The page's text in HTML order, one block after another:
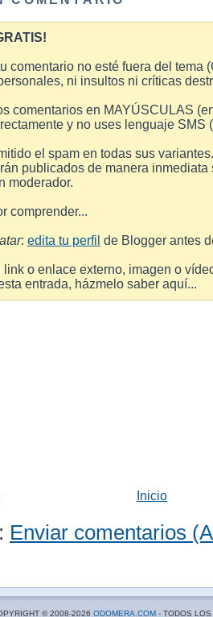
comentario no esté fuera del tema
ni insultos ni críticas
comentarios en MAYÚSCULAS
y no uses lenguaje
el spam en todas sus
publicados de manera inmediata
moderador.
comprender...
: edita tu perfil de Blogger antes
link o enlace externo, imagen o
entrada, házmelo saber aquí...
Inicio
Enviar comentarios
© 2008-2026 ODOMERA.COM - TODOS